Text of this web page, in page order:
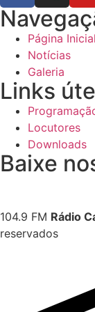
Página Inicial
Notícias
Galeria
Links
Locutores
Downloads
Baixe
104.9 FM Rádio
reservados